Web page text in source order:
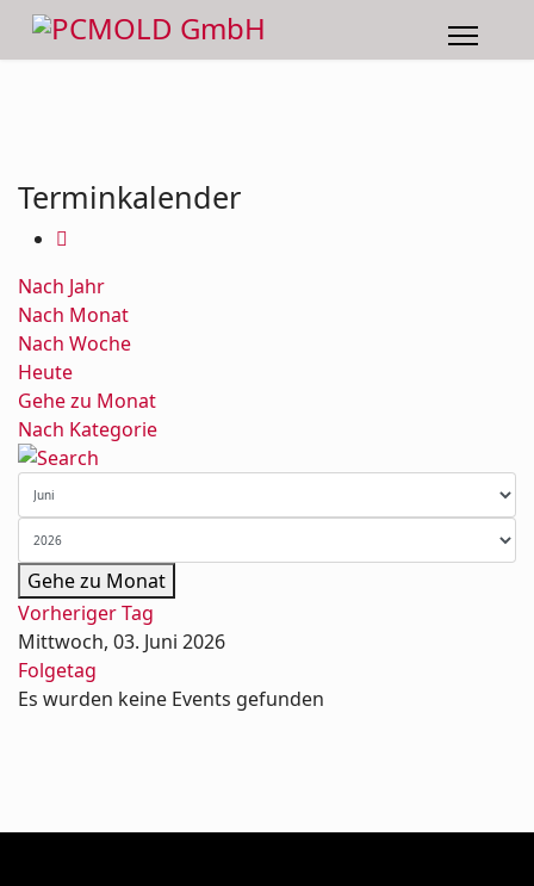
Terminkalender
Nach Jahr
Nach Monat
Nach Woche
Heute
Gehe zu Monat
Nach Kategorie
Gehe zu Monat
Vorheriger Tag
Mittwoch, 03. Juni 2026
Folgetag
Es wurden keine Events gefunden